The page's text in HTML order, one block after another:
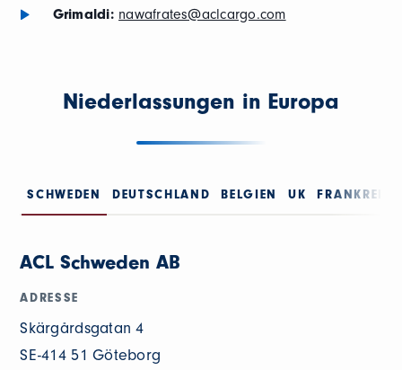
Grimaldi: nawafrates@aclcargo.com
Niederlassungen in Europa
SCHWEDEN DEUTSCHLAND BELGIEN UK FRANKREICH
ACL Schweden AB
ADRESSE
Skärgårdsgatan 4
SE-414 51 Göteborg